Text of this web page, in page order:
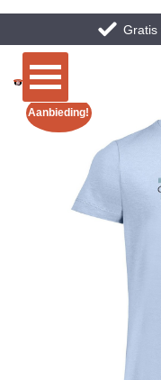
Gratis
Aanbieding!